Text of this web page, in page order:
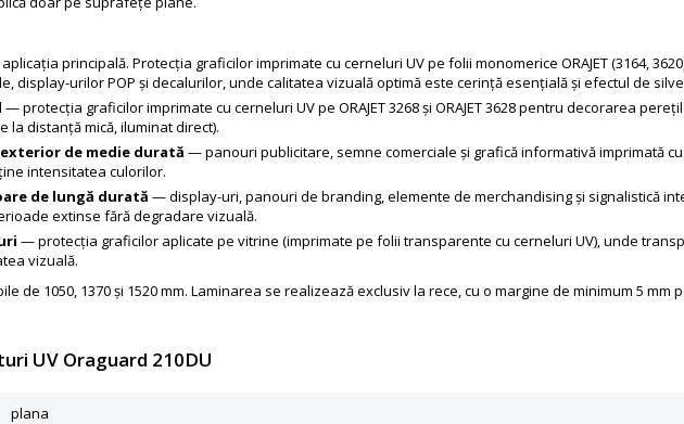
principală. Protecția graficilor imprimate cu cerneluri UV pe folii monomerice ORAJET (3164, 3620,
display-urilor POP și decalurilor, unde calitatea vizuală optimă este cerință esențială și efectul de
— protecția graficilor imprimate cu cerneluri UV pe ORAJET 3268 și ORAJET 3628 pentru decorarea
distanță mică, iluminat direct).
de medie durată — panouri publicitare, semne comerciale și grafică informativă imprimată
intensitatea culorilor.
de lungă durată — display-uri, panouri de branding, elemente de merchandising și signalistică
extinse fără degradare vizuală.
— protecția graficilor aplicate pe vitrine (imprimate pe folii transparente cu cerneluri UV), unde
vizuală.
de 1050, 1370 și 1520 mm. Laminarea se realizează exclusiv la rece, cu o margine de minimum 5 mm
UV Oraguard 210DU
plana